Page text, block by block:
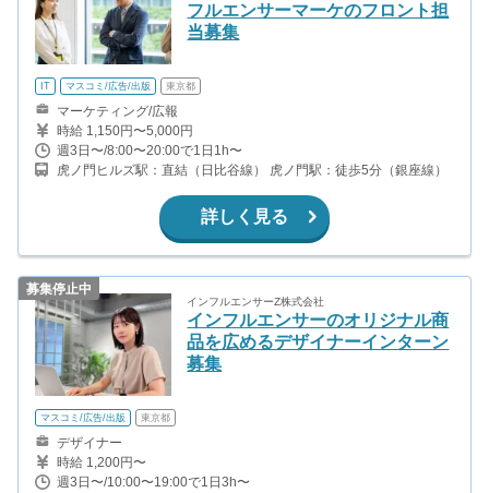
フルエンサーマーケのフロント担
当募集
IT マスコミ/広告/出版 東京都
マーケティング/広報
時給 1,150円〜5,000円
週3日〜/8:00〜20:00で1日1h〜
虎ノ門ヒルズ駅：直結（日比谷線） 虎ノ門駅：徒歩5分（銀座線）
詳しく見る
募集停止中
インフルエンサーZ株式会社
インフルエンサーのオリジナル商
品を広めるデザイナーインターン
募集
マスコミ/広告/出版 東京都
デザイナー
時給 1,200円〜
週3日〜/10:00〜19:00で1日3h〜